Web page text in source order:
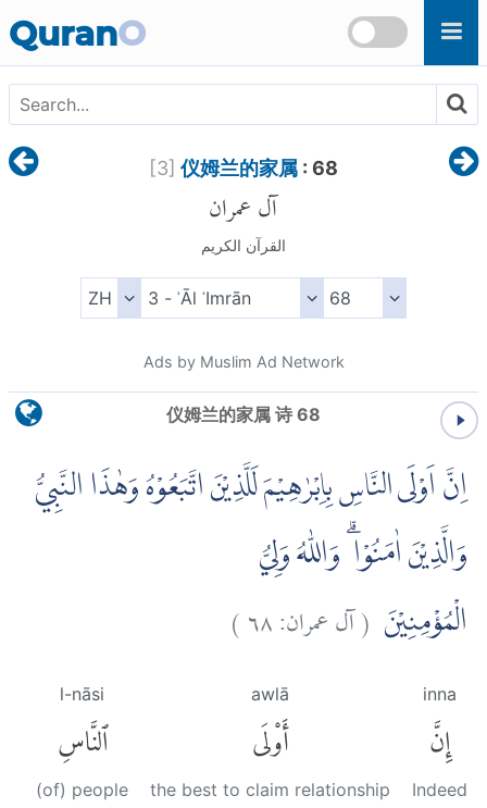
QuranO
[3] 仪姆兰的家属: 68
آل عمران
القرآن الكريم
Ads by Muslim Ad Network
仪姆兰的家属 诗 68
اِنَّ اَوْلَى النَّاسِ بِاِبْرٰهِيْمَ لَلَّذِيْنَ اتَّبَعُوْهُ وَهٰذَا النَّبِيُّ
وَالَّذِيْنَ اٰمَنُوْا ۗ وَاللّٰهُ وَلِيُّ
الْمُؤْمِنِيْنَ (آل عمران:٦٨)
inna
إِنَّ
Indeed
awlā
أَوْلَى
the best to claim relationship
l-nāsi
ٱلنَّاسِ
(of) people